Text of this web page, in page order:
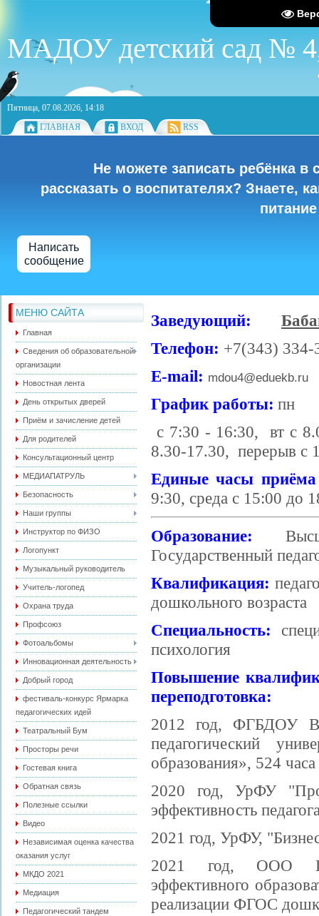
МАДОУ детский сад № 4,
Пятница, 07.08.2026, 14:18
ГЛАВНАЯ
ВХОД RSS
Не можете записать ребёнка в
рассказать о воспитателях? Знаете,
Написать
сообщение
МЕНЮ САЙТА
Главная
Сведения об образовательной
организации
Новостная лента
День открытых дверей
Приём и зачисление детей
Для родителей
Консультационный центр
МЕДИАПАТРУЛЬ
Безопасность
Наши группы
Инструктор по ФИЗО
Логопункт
Музыкальный руководитель
Учитель-логопед
Охрана труда
Профсоюз
Фотоальбомы
Инновационная деятельность
Добрый город
фестиваль-конкурс Ярмарка
педагогических идей
Театральный Бум
Просторы речи
Гостевая книга
Обратная связь
Полезные ссылки
Видео
Независимая оценка качества
оказания услуг
МКДО 2021
Медиация
Педагогический тандем
Заведующий:
Телефон: +7(343) 334-
E-mail: mdou4@eduekb.ru
График работы: пн
с 7:30 - 16:30, вт с
8.30-17.30, перерыв с
Единые часы
9:30, среда с 15:00 до
Образование:
Государственный
Квалификация:
дошкольного возраста
Специальность:
психология
Повышение
переподготовка:
2012 год, ФГБДОУ
педагогический
образования», 524 часа
2020 год, УрФУ
эффективность
2021 год, УрФУ,
2021 год, ООО
эффективного
реализации ФГОС